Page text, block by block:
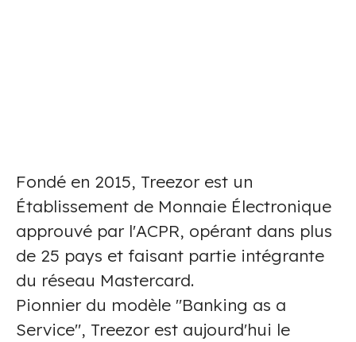
Fondé en 2015, Treezor est un
Établissement de Monnaie Électronique
approuvé par l'ACPR, opérant dans plus
de 25 pays et faisant partie intégrante
du réseau Mastercard.
Pionnier du modèle "Banking as a
Service", Treezor est aujourd'hui le